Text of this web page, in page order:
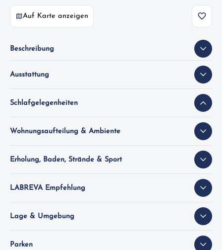
Auf Karte anzeigen
Beschreibung
Ausstattung
Schlafgelegenheiten
Wohnungsaufteilung & Ambiente
Erholung, Baden, Strände & Sport
LABREVA Empfehlung
Lage & Umgebung
Parken